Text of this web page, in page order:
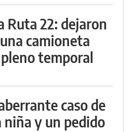
Ruta 22: dejaron
camioneta
temporal
caso de
niña y un pedido